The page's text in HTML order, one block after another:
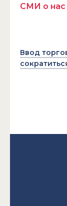
СМИ о нас
Ввод